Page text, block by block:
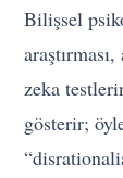
Bilişsel
zeka
gösterir;